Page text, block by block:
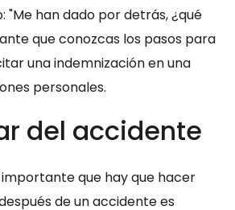
"Me han dado por detrás, ¿qué
que conozcas los pasos para
una indemnización en una
personales.
del accidente
que hay que hacer
de un accidente es